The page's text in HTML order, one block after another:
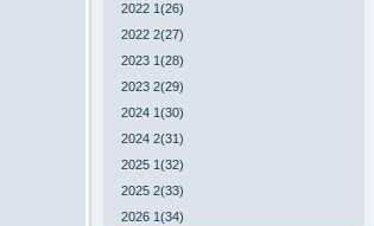
2022 1(26)
2022 2(27)
2023 1(28)
2023 2(29)
2024 1(30)
2024 2(31)
2025 1(32)
2025 2(33)
2026 1(34)